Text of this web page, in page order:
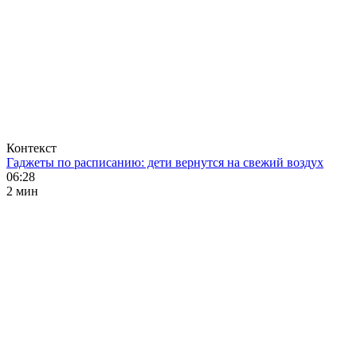
Контекст
Гаджеты по расписанию: дети вернутся на свежий воздух
06:28
2 мин